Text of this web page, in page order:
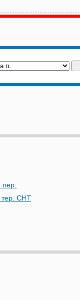
тер. СНТ